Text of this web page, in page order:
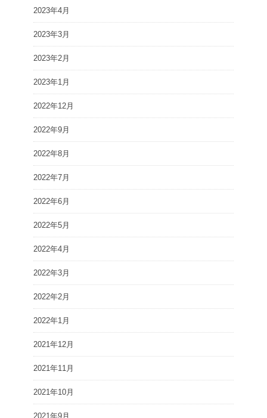
2023年4月
2023年3月
2023年2月
2023年1月
2022年12月
2022年9月
2022年8月
2022年7月
2022年6月
2022年5月
2022年4月
2022年3月
2022年2月
2022年1月
2021年12月
2021年11月
2021年10月
2021年9月